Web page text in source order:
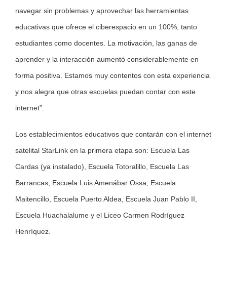
navegar sin problemas y aprovechar las herramientas
educativas que ofrece el ciberespacio en un 100%, tanto
estudiantes como docentes. La motivación, las ganas de
aprender y la interacción aumentó considerablemente en
forma positiva. Estamos muy contentos con esta experiencia
y nos alegra que otras escuelas puedan contar con este
internet”.
Los establecimientos educativos que contarán con el internet
satelital StarLink en la primera etapa son: Escuela Las
Cardas (ya instalado), Escuela Totoralillo, Escuela Las
Barrancas, Escuela Luis Amenábar Ossa, Escuela
Maitencillo, Escuela Puerto Aldea, Escuela Juan Pablo II,
Escuela Huachalalume y el Liceo Carmen Rodríguez
Henríquez.